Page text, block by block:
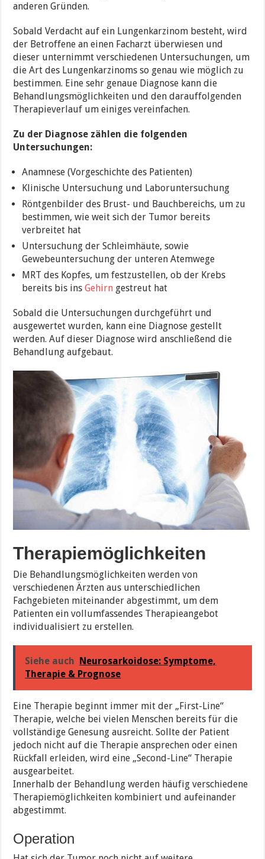
anderen Gründen.
Sobald Verdacht auf ein Lungenkarzinom besteht, wird
der Betroffene an einen Facharzt überwiesen und
dieser unternimmt verschiedenen Untersuchungen, um
die Art des Lungenkarzinoms so genau wie möglich zu
bestimmen. Eine sehr genaue Diagnose kann die
Behandlungsmöglichkeiten und den darauffolgenden
Therapieverlauf um einiges vereinfachen.
Zu der Diagnose zählen die folgenden
Untersuchungen:
Anamnese (Vorgeschichte des Patienten)
Klinische Untersuchung und Laboruntersuchung
Röntgenbilder des Brust- und Bauchbereichs, um zu
bestimmen, wie weit sich der Tumor bereits
verbreitet hat
Untersuchung der Schleimhäute, sowie
Gewebeuntersuchung der unteren Atemwege
MRT des Kopfes, um festzustellen, ob der Krebs
bereits bis insGehirn gestreut hat
Sobald die Untersuchungen durchgeführt und
ausgewertet wurden, kann eine Diagnose gestellt
werden. Auf dieser Diagnose wird anschließend die
Behandlung aufgebaut.
Therapiemöglichkeiten
Die Behandlungsmöglichkeiten werden von
verschiedenen Ärzten aus unterschiedlichen
Fachgebieten miteinander abgestimmt, um dem
Patienten ein vollumfassendes Therapieangebot
individualisiert zu erstellen.
Siehe auch
Neurosarkoidose: Symptome,
Therapie & Prognose
Eine Therapie beginnt immer mit der „First-Line“
Therapie, welche bei vielen Menschen bereits für die
vollständige Genesung ausreicht. Sollte der Patient
jedoch nicht auf die Therapie ansprechen oder einen
Rückfall erleiden, wird eine „Second-Line“ Therapie
ausgearbeitet.
Innerhalb der Behandlung werden häufig verschiedene
Therapiemöglichkeiten kombiniert und aufeinander
abgestimmt.
Operation